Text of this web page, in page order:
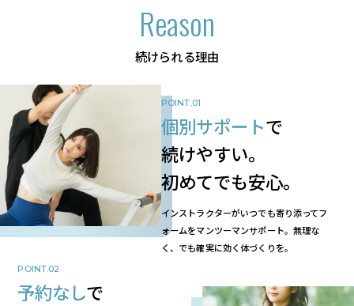
Reason
続けられる理由
POINT.01
個別サポートで
続けやすい。
初めてでも安心。
インストラクターがいつでも寄り添ってフ
ォームをマンツーマンサポート。無理な
く、でも確実に効く体づくりを。
POINT.02
予約なしで